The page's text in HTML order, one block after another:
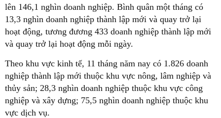
lên 146,1 nghìn doanh nghiệp. Bình quân một tháng có
13,3 nghìn doanh nghiệp thành lập mới và quay trở lại
hoạt động, tương đương 433 doanh nghiệp thành lập mới
và quay trở lại hoạt động mỗi ngày.
Theo khu vực kinh tế, 11 tháng năm nay có 1.826 doanh
nghiệp thành lập mới thuộc khu vực nông, lâm nghiệp và
thủy sản; 28,3 nghìn doanh nghiệp thuộc khu vực công
nghiệp và xây dựng; 75,5 nghìn doanh nghiệp thuộc khu
vực dịch vụ.